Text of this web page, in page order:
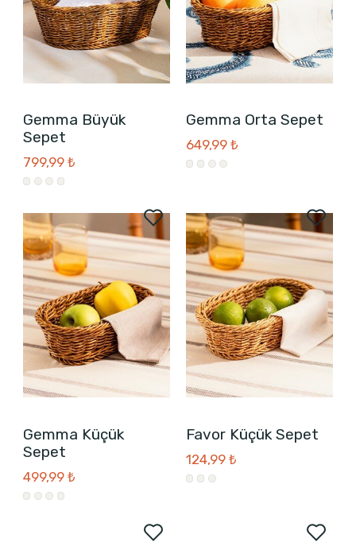
Gemma Büyük
Sepet
799,99 ₺
Gemma Orta Sepet
649,99 ₺
Gemma Küçük
Sepet
499,99 ₺
Favor Küçük Sepet
124,99 ₺